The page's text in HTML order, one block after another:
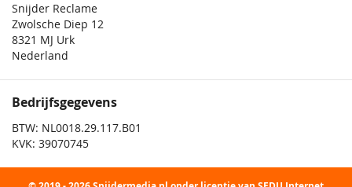
Snijder Reclame
Zwolsche Diep 12
8321 MJ Urk
Nederland
Bedrijfsgegevens
BTW: NL0018.29.117.B01
KVK: 39070745